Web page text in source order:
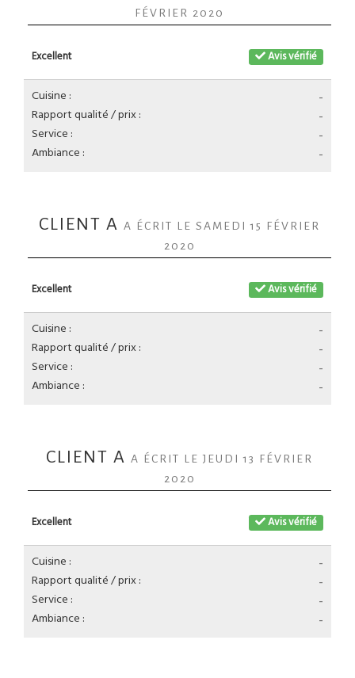
FÉVRIER 2020
Avis vérifié
Excellent
-
Cuisine :
-
Rapport qualité / prix :
-
Service :
-
Ambiance :
CLIENT A A ÉCRIT LE SAMEDI 15 FÉVRIER
2020
Avis vérifié
Excellent
-
Cuisine :
-
Rapport qualité / prix :
-
Service :
-
Ambiance :
CLIENT A A ÉCRIT LE JEUDI 13 FÉVRIER
2020
Avis vérifié
Excellent
-
Cuisine :
-
Rapport qualité / prix :
-
Service :
-
Ambiance :